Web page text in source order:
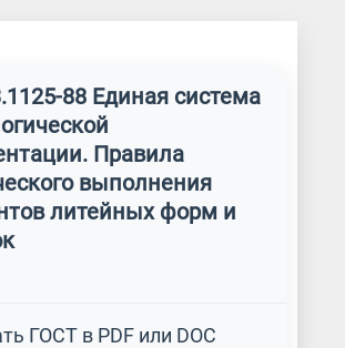
88 Единая система
Правила
выполнения
литейных форм и
ГОСТ в PDF или DOC